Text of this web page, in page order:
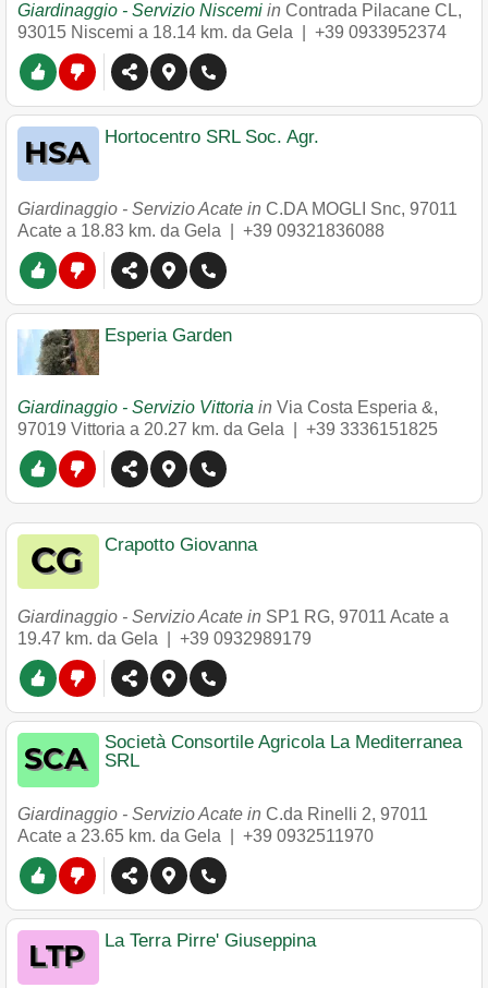
Giardinaggio - Servizio Niscemi in Contrada Pilacane CL,
93015 Niscemi a 18.14 km. da Gela | +39 0933952374
Hortocentro SRL Soc. Agr.
Giardinaggio - Servizio Acate in C.DA MOGLI Snc, 97011
Acate a 18.83 km. da Gela | +39 09321836088
Esperia Garden
Giardinaggio - Servizio Vittoria in Via Costa Esperia &,
97019 Vittoria a 20.27 km. da Gela | +39 3336151825
Crapotto Giovanna
Giardinaggio - Servizio Acate in SP1 RG, 97011 Acate a
19.47 km. da Gela | +39 0932989179
Società Consortile Agricola La Mediterranea
SRL
Giardinaggio - Servizio Acate in C.da Rinelli 2, 97011
Acate a 23.65 km. da Gela | +39 0932511970
La Terra Pirre' Giuseppina